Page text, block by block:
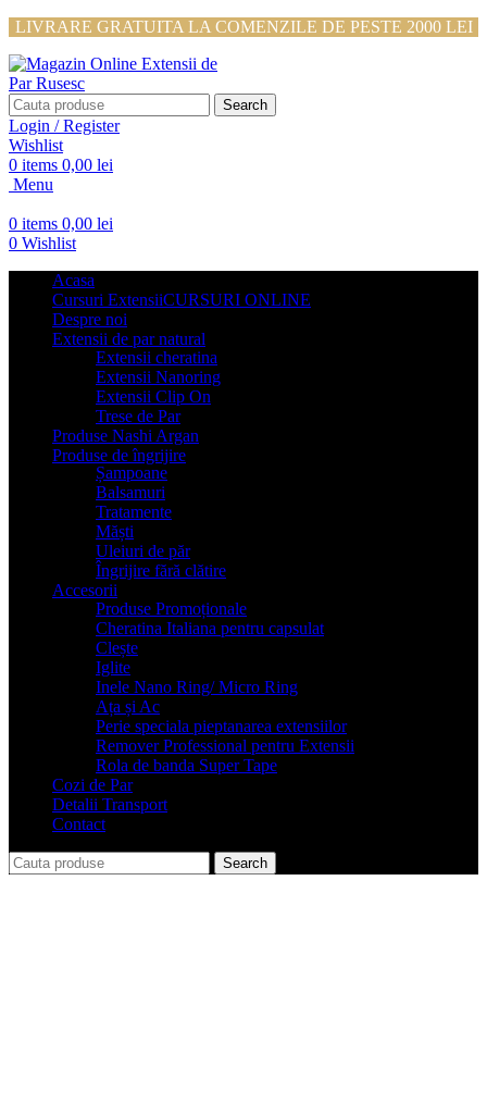
LIVRARE GRATUITA LA COMENZILE DE PESTE 2000 LEI
Search
Login / Register
Wishlist
0 items 0,00 lei
Menu
0 items 0,00 lei
0 Wishlist
Acasa
Cursuri ExtensiiCURSURI ONLINE
Despre noi
Extensii de par natural
Extensii cheratina
Extensii Nanoring
Extensii Clip On
Trese de Par
Produse Nashi Argan
Produse de îngrijire
Șampoane
Balsamuri
Tratamente
Măști
Uleiuri de păr
Îngrijire fără clătire
Accesorii
Produse Promoționale
Cheratina Italiana pentru capsulat
Clește
Iglite
Inele Nano Ring/ Micro Ring
Ața și Ac
Perie speciala pieptanarea extensiilor
Remover Professional pentru Extensii
Rola de banda Super Tape
Cozi de Par
Detalii Transport
Contact
Search